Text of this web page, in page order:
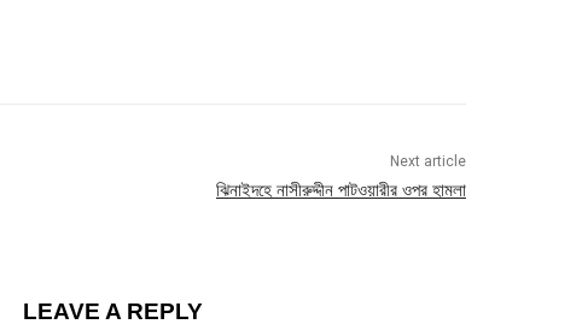
Next article
ঝিনাইদহে নাসীরুদ্দীন পাটওয়ারীর ওপর হামলা
LEAVE A REPLY